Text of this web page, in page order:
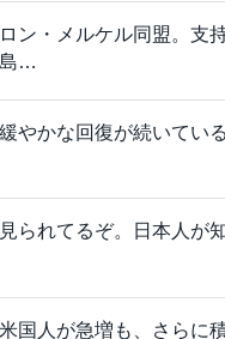
ン・メルケル同盟。支
島…
やかな回復が続いてい
られてるぞ。日本人が
国人が急増も、さらに